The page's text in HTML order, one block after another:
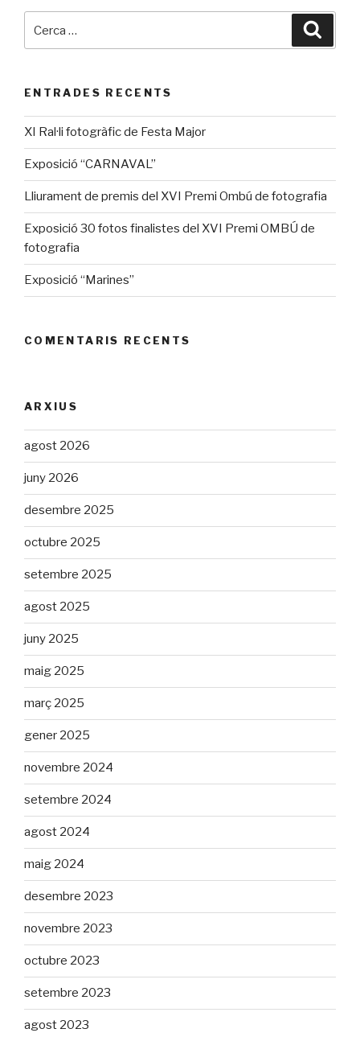
ENTRADES RECENTS
XI Ral·li fotogràfic de Festa Major
Exposició “CARNAVAL”
Lliurament de premis del XVI Premi Ombú de fotografia
Exposició 30 fotos finalistes del XVI Premi OMBÚ de
fotografia
Exposició “Marines”
COMENTARIS RECENTS
ARXIUS
agost 2026
juny 2026
desembre 2025
octubre 2025
setembre 2025
agost 2025
juny 2025
maig 2025
març 2025
gener 2025
novembre 2024
setembre 2024
agost 2024
maig 2024
desembre 2023
novembre 2023
octubre 2023
setembre 2023
agost 2023